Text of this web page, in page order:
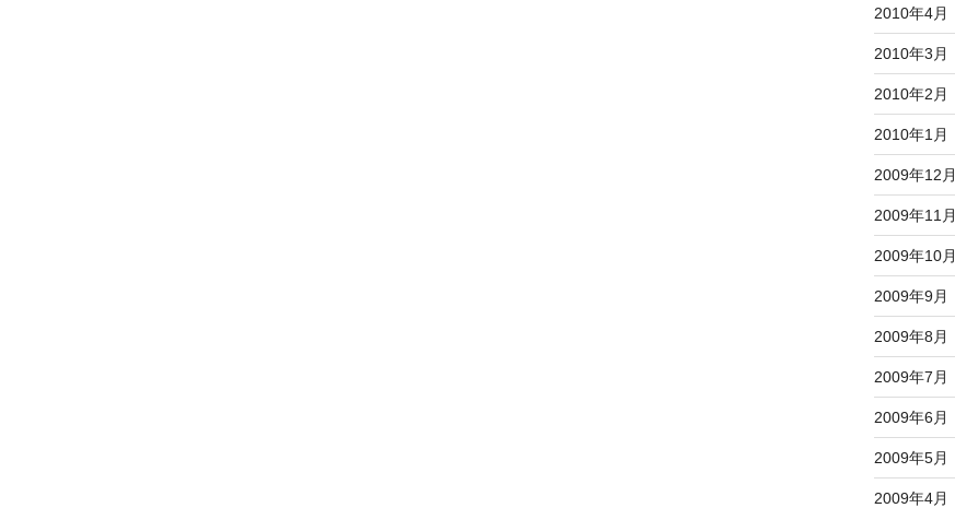
2010年4月
2010年3月
2010年2月
2010年1月
2009年12月
2009年11月
2009年10月
2009年9月
2009年8月
2009年7月
2009年6月
2009年5月
2009年4月